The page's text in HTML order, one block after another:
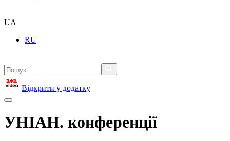
UA
RU
Відкрити у додатку
УНІАН. конференції